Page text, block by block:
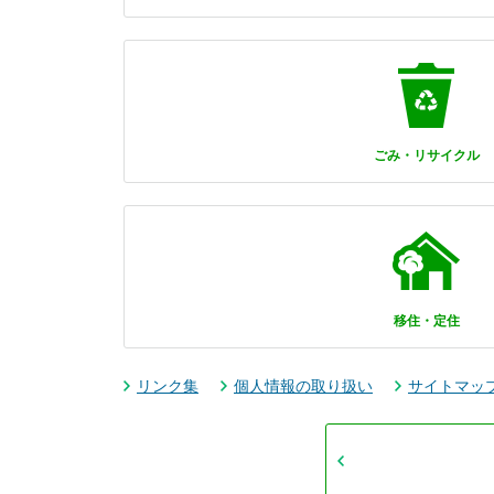
ごみ・リサイクル
移住・定住
リンク集 個人情報の取り扱い サイトマッ